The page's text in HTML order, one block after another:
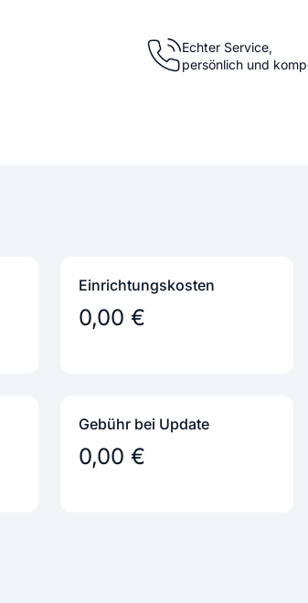
.at Domain
Echter Service,
persönlich und
Einrichtungs­kosten
0,00 €
Gebühr bei Update
0,00 €